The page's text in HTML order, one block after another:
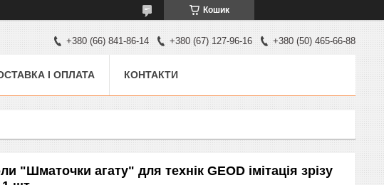
Кошик
+380 (66) 841-86-14 +380 (67) 127-96-16 +380 (50) 465-66-88
І ОПЛАТА КОНТАКТИ
агату" для технік GEOD імітація зрізу